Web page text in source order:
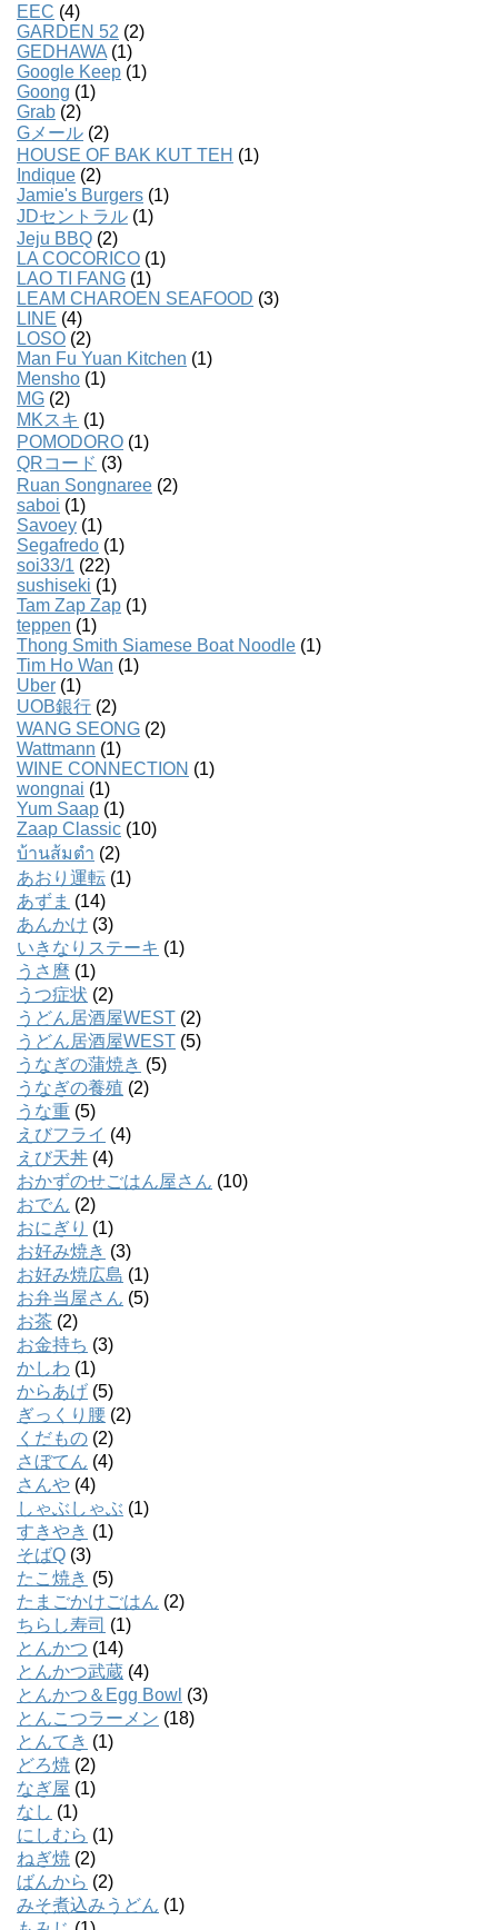
EEC (4)
GARDEN 52 (2)
GEDHAWA (1)
Google Keep (1)
Goong (1)
Grab (2)
Gメール (2)
HOUSE OF BAK KUT TEH (1)
Indique (2)
Jamie's Burgers (1)
JDセントラル (1)
Jeju BBQ (2)
LA COCORICO (1)
LAO TI FANG (1)
LEAM CHAROEN SEAFOOD (3)
LINE (4)
LOSO (2)
Man Fu Yuan Kitchen (1)
Mensho (1)
MG (2)
MKスキ (1)
POMODORO (1)
QRコード (3)
Ruan Songnaree (2)
saboi (1)
Savoey (1)
Segafredo (1)
soi33/1 (22)
sushiseki (1)
Tam Zap Zap (1)
teppen (1)
Thong Smith Siamese Boat Noodle (1)
Tim Ho Wan (1)
Uber (1)
UOB銀行 (2)
WANG SEONG (2)
Wattmann (1)
WINE CONNECTION (1)
wongnai (1)
Yum Saap (1)
Zaap Classic (10)
บ้านส้มตํา (2)
あおり運転 (1)
あずま (14)
あんかけ (3)
いきなりステーキ (1)
うさ麿 (1)
うつ症状 (2)
うどん居酒屋WEST (2)
うどん居酒屋WEST (5)
うなぎの蒲焼き (5)
うなぎの養殖 (2)
うな重 (5)
えびフライ (4)
えび天丼 (4)
おかずのせごはん屋さん (10)
おでん (2)
おにぎり (1)
お好み焼き (3)
お好み焼広島 (1)
お弁当屋さん (5)
お茶 (2)
お金持ち (3)
かしわ (1)
からあげ (5)
ぎっくり腰 (2)
くだもの (2)
さぼてん (4)
さんや (4)
しゃぶしゃぶ (1)
すきやき (1)
そばQ (3)
たこ焼き (5)
たまごかけごはん (2)
ちらし寿司 (1)
とんかつ (14)
とんかつ武蔵 (4)
とんかつ＆Egg Bowl (3)
とんこつラーメン (18)
とんてき (1)
どろ焼 (2)
なぎ屋 (1)
なし (1)
にしむら (1)
ねぎ焼 (2)
ばんから (2)
みそ煮込みうどん (1)